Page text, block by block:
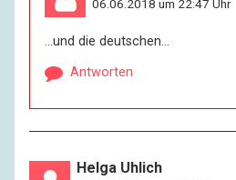
06.06.2018 um 22:47 Uhr
…und die deutschen…
Antworten
Helga Uhlich